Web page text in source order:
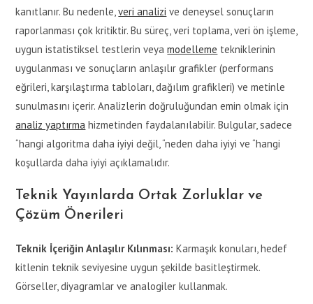
kanıtlanır. Bu nedenle,veri analizi ve deneysel sonuçların
raporlanması çok kritiktir. Bu süreç, veri toplama, veri ön işleme,
uygun istatistiksel testlerin veyamodelleme tekniklerinin
uygulanması ve sonuçların anlaşılır grafikler (performans
eğrileri, karşılaştırma tabloları, dağılım grafikleri) ve metinle
sunulmasını içerir. Analizlerin doğruluğundan emin olmak için
analiz yaptırma hizmetinden faydalanılabilir. Bulgular, sadece
“hangi algoritma daha iyiyi değil, “neden daha iyiyi ve “hangi
koşullarda daha iyiyi açıklamalıdır.
Teknik Yayınlarda Ortak Zorluklar ve
Çözüm Önerileri
Teknik İçeriğin Anlaşılır Kılınması: Karmaşık konuları, hedef
kitlenin teknik seviyesine uygun şekilde basitleştirmek.
Görseller, diyagramlar ve analogiler kullanmak.